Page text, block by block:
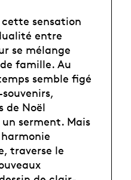
sensation
entre
se mélange
famille. Au
semble figé
de Noël
serment. Mais
traverse le